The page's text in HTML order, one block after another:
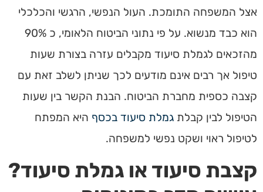
אצל המשפחה התומכת. העול הנפשי, הרגשי והכלכלי
הוא כבד מנשוא. על פי נתוני הביטוח הלאומי, כ 90%
מהזכאים לגמלת סיעוד מקבלים עזרה בצורת שעות
טיפול אך רבים אינם מודעים לכך שניתן לשלב זאת עם
קצבה כספית מחברת הביטוח. הבנת הקשר בין שעות
הטיפול לבין קבלת גמלת סיעוד בכסף היא המפתח
לטיפול ראוי ושקט נפשי למשפחה.
קצבת סיעוד או גמלת סיעוד?